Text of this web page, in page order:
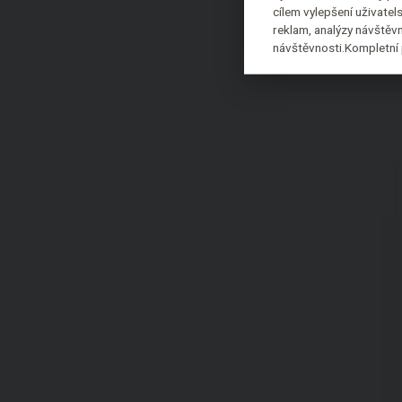
cílem vylepšení
reklam, analýzy
návštěvnosti.Kompletní